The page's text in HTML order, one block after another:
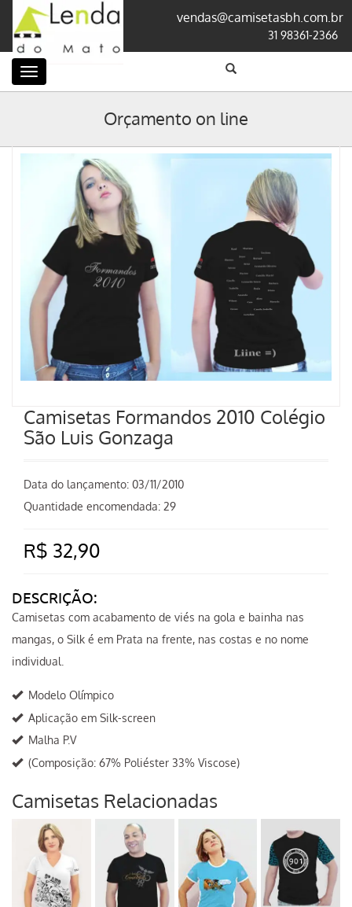
vendas@camisetasbh.com.br
31 98361-2366
Categorias
Orçamento on line
Camisetas Formandos 2010 Colégio
São Luis Gonzaga
Data do lançamento: 03/11/2010
Quantidade encomendada: 29
R$ 32,90
DESCRIÇÃO:
Camisetas com acabamento de viés na gola e bainha nas
mangas, o Silk é em Prata na frente, nas costas e no nome
individual.
Modelo Olímpico
Aplicação em Silk-screen
Malha P.V
(Composição: 67% Poliéster 33% Viscose)
Camisetas Relacionadas